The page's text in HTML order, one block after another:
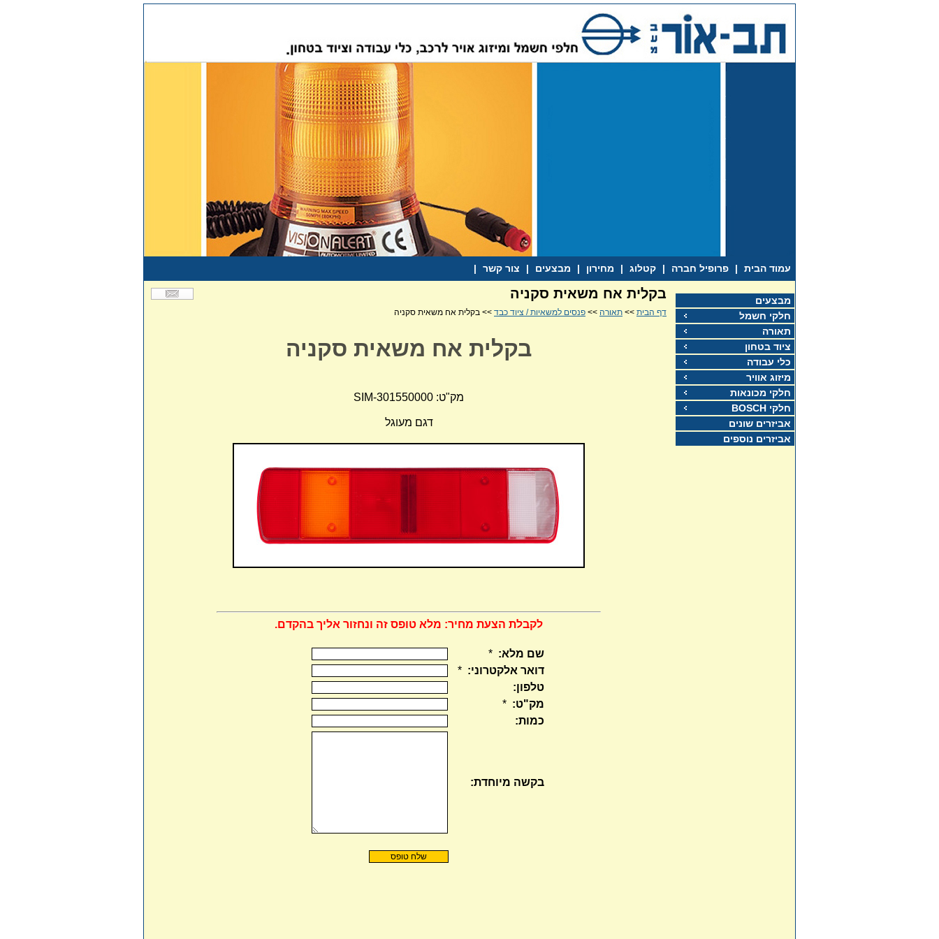
עמוד הבית | פרופיל חברה | קטלוג | מחירון | מבצעים | צור קשר |
מבצעים
חלקי חשמל
תאורה
ציוד בטחון
כלי עבודה
מיזוג אוויר
חלקי מכונאות
חלקי BOSCH
אביזרים שונים
אביזרים נוספים
בקלית אח משאית סקניה
דף הבית >> תאורה >> פנסים למשאיות / ציוד כבד >> בקלית אח משאית סקניה
בקלית אח משאית סקניה
מק"ט: SIM-301550000
דגם מעוגל
לקבלת הצעת מחיר: מלא טופס זה ונחזור אליך בהקדם.